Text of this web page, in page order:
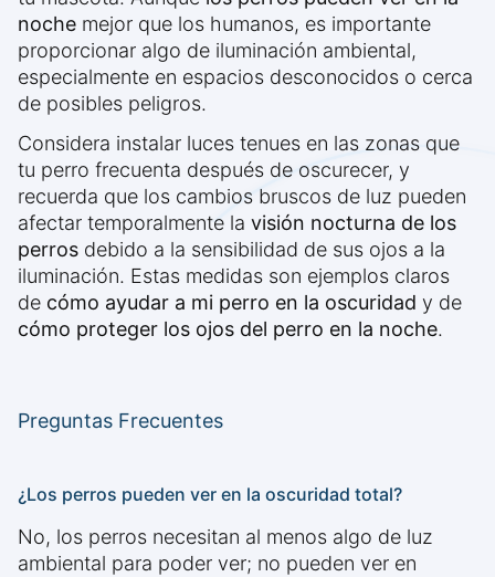
noche mejor que los humanos, es importante
proporcionar algo de iluminación ambiental,
especialmente en espacios desconocidos o cerca
de posibles peligros.
Considera instalar luces tenues en las zonas que
tu perro frecuenta después de oscurecer, y
recuerda que los cambios bruscos de luz pueden
afectar temporalmente la visión nocturna de los
perros debido a la sensibilidad de sus ojos a la
iluminación. Estas medidas son ejemplos claros
de cómo ayudar a mi perro en la oscuridad y de
cómo proteger los ojos del perro en la noche.
Preguntas Frecuentes
¿Los perros pueden ver en la oscuridad total?
No, los perros necesitan al menos algo de luz
ambiental para poder ver; no pueden ver en